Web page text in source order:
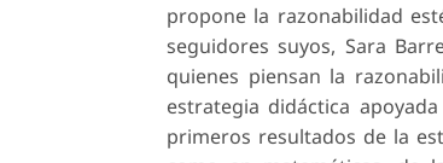
propone la razonabilidad
seguidores suyos, Sara
quienes piensan la
estrategia didáctica
primeros resultados de la